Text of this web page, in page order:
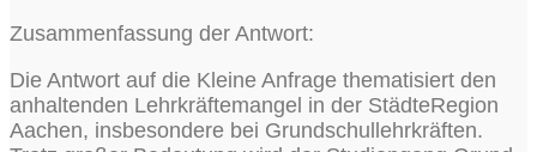
Zusam­men­fas­sung der Antwort:
Die Ant­wort auf die Klei­ne Anfra­ge the­ma­ti­siert den
anhal­ten­den Lehr­kräf­te­man­gel in der Städ­te­Re­gi­on
Aachen, ins­be­son­de­re bei Grund­schul­lehr­kräf­ten.